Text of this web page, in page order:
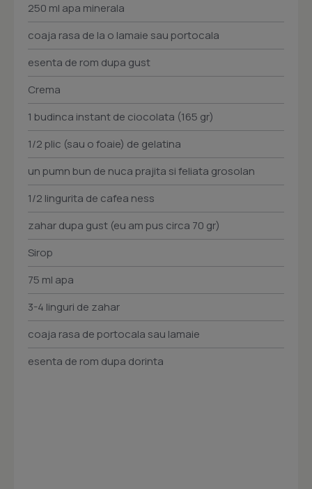
250 ml apa minerala
coaja rasa de la o lamaie sau portocala
esenta de rom dupa gust
Crema
1 budinca instant de ciocolata (165 gr)
1/2 plic (sau o foaie) de gelatina
un pumn bun de nuca prajita si feliata grosolan
1/2 lingurita de cafea ness
zahar dupa gust (eu am pus circa 70 gr)
Sirop
75 ml apa
3-4 linguri de zahar
coaja rasa de portocala sau lamaie
esenta de rom dupa dorinta